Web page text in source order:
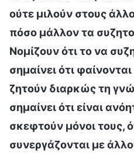
ούτε μιλούν στους
πόσο μάλλον τα
Νομίζουν ότι το να
σημαίνει ότι
ζητούν διαρκώς τη
σημαίνει ότι είναι
σκεφτούν μόνοι τους,
συνεργάζονται με